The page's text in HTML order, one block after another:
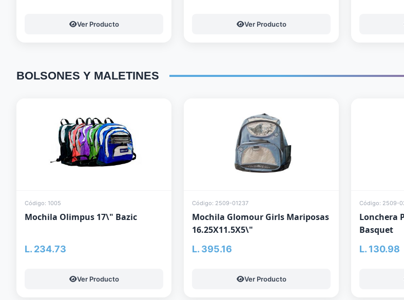
Ver Producto Ver Producto
BOLSONES Y MALETINES
Código: 1005
Mochila Olimpus 17\" Bazic
L. 234.73
Ver Producto
Código: 2509-01237
Mochila Glomour Girls Mariposas
16.25X11.5X5\"
L. 395.16
Ver Producto
Código: 2509-
Lonchera
Basquet
L. 130.98